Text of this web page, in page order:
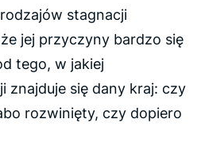
stagnacji
jej przyczyny bardzo się
tego, w jakiej
znajduje się dany kraj: czy
rozwinięty, czy dopiero